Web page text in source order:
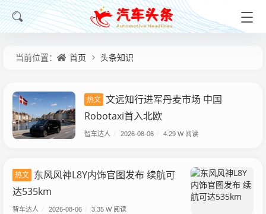
当前位置： 首页 头条知识
热文 文远知行进军丹麦市场 中国
Robotaxi首入北欧
智车达人 2026-08-06 4.29 W 阅读
热文 东风风神L8Y内饰官图发布 续航可
达535km
智车达人 2026-08-06 3.35 W 阅读